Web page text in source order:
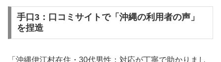
手口3：口コミサイトで「沖縄の利用者の声」
を捏造
「沖縄伊江村在住・30代男性：対応が丁寧で助かりまし